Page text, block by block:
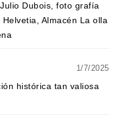
Dubois, foto grafía
Almacén La olla
1/7/2025
histórica tan valiosa